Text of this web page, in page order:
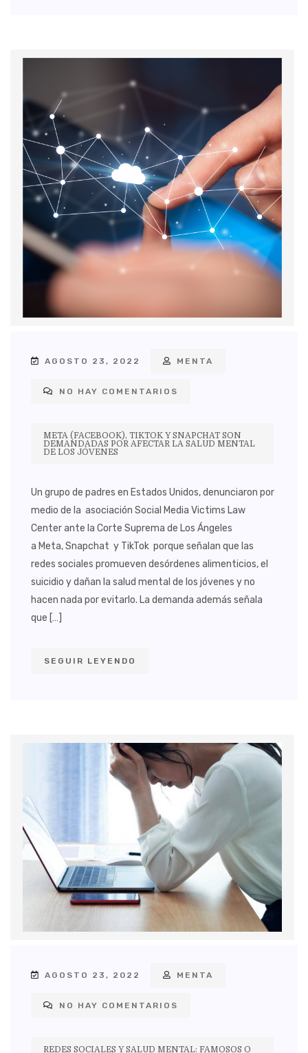
AGOSTO 23, 2022 MENTA
NO HAY COMENTARIOS
META (FACEBOOK), TIKTOK Y SNAPCHAT SON
DEMANDADAS POR AFECTAR LA SALUD MENTAL
DE LOS JÓVENES
Un grupo de padres en Estados Unidos, denunciaron por
medio de la asociación Social Media Victims Law
Center ante la Corte Suprema de Los Ángeles
a Meta, Snapchat y TikTok porque señalan que las
redes sociales promueven desórdenes alimenticios, el
suicidio y dañan la salud mental de los jóvenes y no
hacen nada por evitarlo. La demanda además señala
que […]
SEGUIR LEYENDO
AGOSTO 23, 2022 MENTA
NO HAY COMENTARIOS
REDES SOCIALES Y SALUD MENTAL: FAMOSOS O